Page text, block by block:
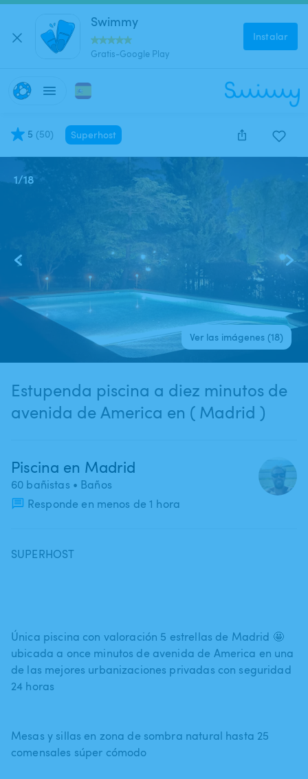
Swimmy
Gratis-Google Play
Instalar
5 (50) Superhost
1/18
Ver las imágenes (18)
Estupenda piscina a diez minutos de
avenida de America en ( Madrid )
Piscina en Madrid
60 bañistas • Baños
Responde en menos de 1 hora
SUPERHOST
Única piscina con valoración 5 estrellas de Madrid 🤩
ubicada a once minutos de avenida de America en una
de las mejores urbanizaciones privadas con seguridad
24 horas
Mesas y sillas en zona de sombra natural hasta 25
comensales súper cómodo